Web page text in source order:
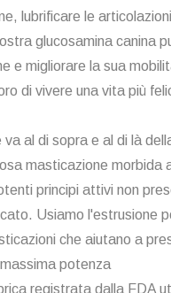
lubrificare le
glucosamina canina
e migliorare la sua
di vivere una vita più
al di sopra e al di là
masticazione morbida
principi attivi non
Usiamo l'estrusione
che aiutano a
potenza
registrata dalla FDA